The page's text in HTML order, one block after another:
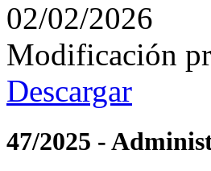
02/02/2026
Modificación
Descargar
47/2025 -